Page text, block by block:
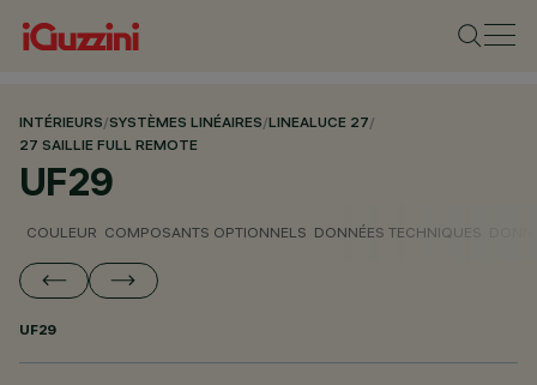
INTÉRIEURS/SYSTÈMES LINÉAIRES/LINEALUCE 27/
27 SAILLIE FULL REMOTE
UF29
COULEUR COMPOSANTS OPTIONNELS DONNÉES TECHNIQUES
UF29